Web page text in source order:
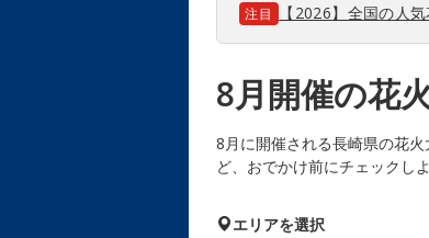
注目 【2026】全国の人
8月開催の花
8月に開催される長崎県の花
ど、おでかけ前にチェックし
エリアを選択